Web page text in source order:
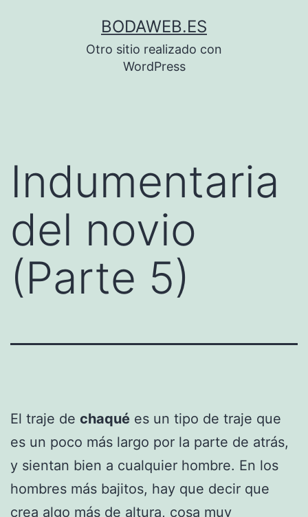
BODAWEB.ES
Otro sitio realizado con
WordPress
Indumentaria
del novio
(Parte 5)
El traje de chaqué es un tipo de traje que
es un poco más largo por la parte de atrás,
y sientan bien a cualquier hombre. En los
hombres más bajitos, hay que decir que
crea algo más de altura, cosa muy